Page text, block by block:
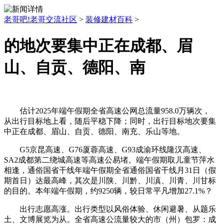
老哥吧!老哥交流社区 > 装修建材百科 >
的地次要集中正在成都、眉
山、自贡、德阳、南
估计2025年端午假期全省高速公网总流量958.0万辆次，
从出行目标地上看，随后平稳下降；同时，出行目标地次要集
中正在成都、眉山、自贡、德阳、南充、乐山等地。
G5京昆高速、G76厦蓉高速、G93成渝环线隆汉高速、
SA2成都第二绕城高速等高速公易堵。端午假期取儿童节萍水
相逢，通俗国省干线年端午假期全省通俗国省干线月31日（假
期首日）达最高峰，其次是川陕、川黔、川滇、川青、川甘标
的目的。本年端午假期，约9250辆，较日常平凡增加27.1%？
出行志愿高涨。出行类型以风俗体验、休闲避暑、从题乐
土、文博展览为从。全省高速公流量较大的市（州）包罗：成